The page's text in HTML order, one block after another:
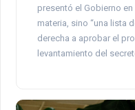
presentó el Gobierno
materia, sino “una lista
derecha a aprobar el
levantamiento del